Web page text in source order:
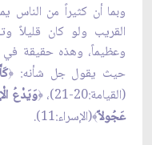
وبما أن كثيراً من الناس
القريب ولو كان قليلاً
وعظيماً، وهذه حقيقة في
حيث يقول جل شأنه: ﴿
(القيامة:20-21)، ﴿وَيَدْعُ
عَجُولاً﴾(الإسراء:11).